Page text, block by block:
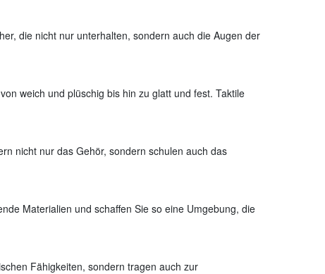
die nicht nur unterhalten, sondern auch die Augen der
weich und plüschig bis hin zu glatt und fest. Taktile
nicht nur das Gehör, sondern schulen auch das
Materialien und schaffen Sie so eine Umgebung, die
Fähigkeiten, sondern tragen auch zur